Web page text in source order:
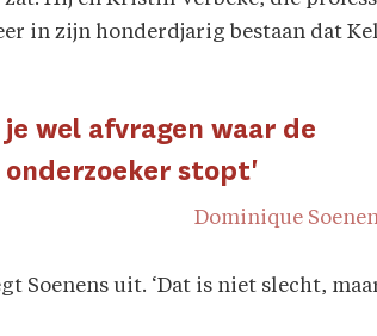
in zijn honderdjarig bestaan dat
wel afvragen waar de
stopt'
Dominique
Soenens uit. ‘Dat is niet slecht,